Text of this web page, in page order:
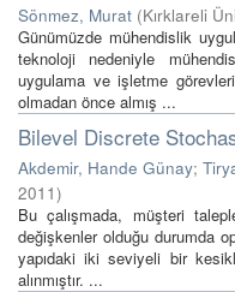
Sönmez, Murat (Kırklareli
Günümüzde mühendislik
teknoloji nedeniyle
uygulama ve işletme
olmadan önce almış ...
Bilevel Discrete
Akdemir, Hande Günay;
2011)
Bu çalışmada, müşteri
değişkenler olduğu durumda
yapıdaki iki seviyeli bir
alınmıştır. ...